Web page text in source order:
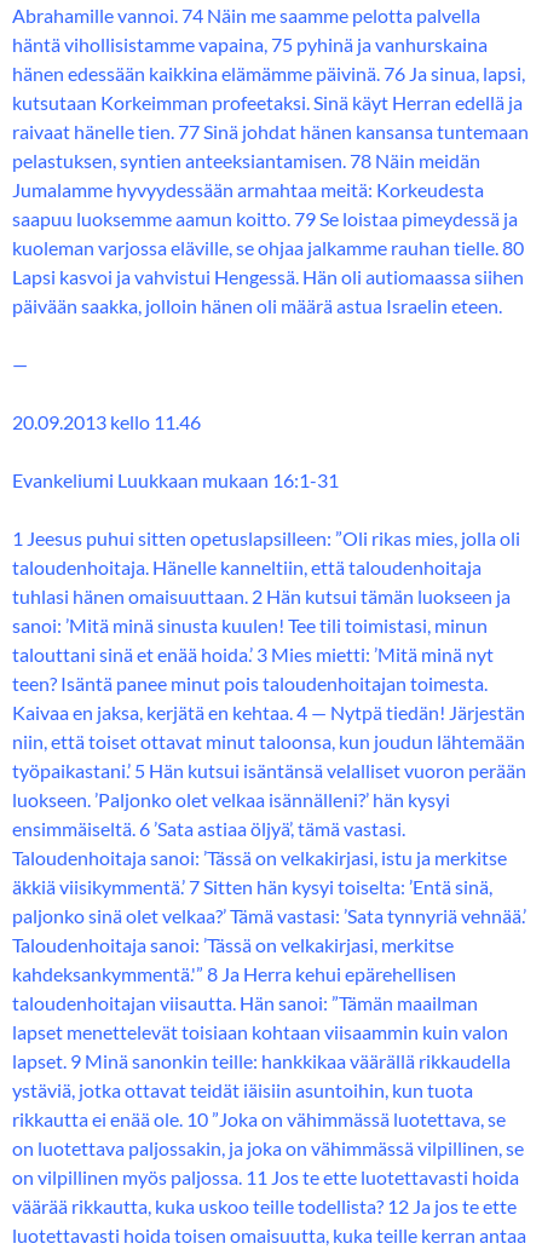
Abrahamille vannoi. 74 Näin me saamme pelotta palvella
häntä vihollisistamme vapaina, 75 pyhinä ja vanhurskaina
hänen edessään kaikkina elämämme päivinä. 76 Ja sinua, lapsi,
kutsutaan Korkeimman profeetaksi. Sinä käyt Herran edellä ja
raivaat hänelle tien. 77 Sinä johdat hänen kansansa tuntemaan
pelastuksen, syntien anteeksiantamisen. 78 Näin meidän
Jumalamme hyvyydessään armahtaa meitä: Korkeudesta
saapuu luoksemme aamun koitto. 79 Se loistaa pimeydessä ja
kuoleman varjossa eläville, se ohjaa jalkamme rauhan tielle. 80
Lapsi kasvoi ja vahvistui Hengessä. Hän oli autiomaassa siihen
päivään saakka, jolloin hänen oli määrä astua Israelin eteen.
—
20.09.2013 kello 11.46
Evankeliumi Luukkaan mukaan 16:1-31
1 Jeesus puhui sitten opetuslapsilleen: ”Oli rikas mies, jolla oli
taloudenhoitaja. Hänelle kanneltiin, että taloudenhoitaja
tuhlasi hänen omaisuuttaan. 2 Hän kutsui tämän luokseen ja
sanoi: ’Mitä minä sinusta kuulen! Tee tili toimistasi, minun
talouttani sinä et enää hoida.’ 3 Mies mietti: ’Mitä minä nyt
teen? Isäntä panee minut pois taloudenhoitajan toimesta.
Kaivaa en jaksa, kerjätä en kehtaa. 4 — Nytpä tiedän! Järjestän
niin, että toiset ottavat minut taloonsa, kun joudun lähtemään
työpaikastani.’ 5 Hän kutsui isäntänsä velalliset vuoron perään
luokseen. ’Paljonko olet velkaa isännälleni?’ hän kysyi
ensimmäiseltä. 6 ’Sata astiaa öljyä’, tämä vastasi.
Taloudenhoitaja sanoi: ’Tässä on velkakirjasi, istu ja merkitse
äkkiä viisikymmentä.’ 7 Sitten hän kysyi toiselta: ’Entä sinä,
paljonko sinä olet velkaa?’ Tämä vastasi: ’Sata tynnyriä vehnää.’
Taloudenhoitaja sanoi: ’Tässä on velkakirjasi, merkitse
kahdeksankymmentä.'” 8 Ja Herra kehui epärehellisen
taloudenhoitajan viisautta. Hän sanoi: ”Tämän maailman
lapset menettelevät toisiaan kohtaan viisaammin kuin valon
lapset. 9 Minä sanonkin teille: hankkikaa väärällä rikkaudella
ystäviä, jotka ottavat teidät iäisiin asuntoihin, kun tuota
rikkautta ei enää ole. 10 ”Joka on vähimmässä luotettava, se
on luotettava paljossakin, ja joka on vähimmässä vilpillinen, se
on vilpillinen myös paljossa. 11 Jos te ette luotettavasti hoida
väärää rikkautta, kuka uskoo teille todellista? 12 Ja jos te ette
luotettavasti hoida toisen omaisuutta, kuka teille kerran antaa